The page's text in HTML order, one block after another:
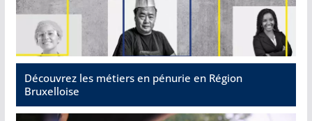
Découvrez les métiers en pénurie en Région
Bruxelloise